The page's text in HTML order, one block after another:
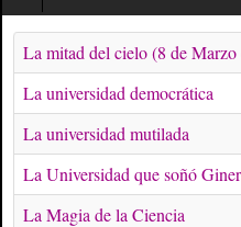
La mitad del cielo (8 de Marzo
La universidad democrática
La universidad mutilada
La Universidad que soñó
La Magia de la Ciencia